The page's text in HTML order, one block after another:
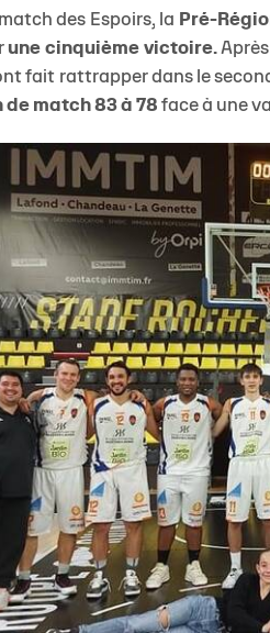
la section
à Saint Herblain ce samedi,
Partis à 8 joueurs dont un
tombé sur une solide
2.
le clubd'Aix Val de
pas démérité et se sont inclinés